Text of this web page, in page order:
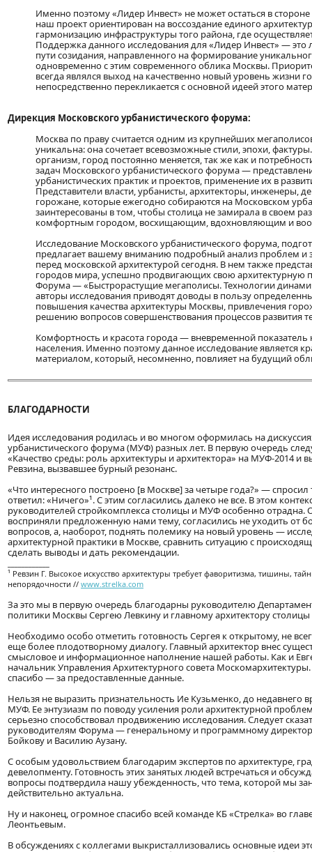
Именно поэтому «Лидер Инвест» не может остаться в
наш проект ориентирован на воссоздание единого
гармонизацию инфраструктуры того района, где
Поддержка данного исследования для «Лидер Инвест» —
пути созидания, направленного на формирование
одновременно с этим современного облика Москвы.
всегда являлся выход на качественно новый уровень жизни
непосредственно перекликается с основной идеей этого
Дирекция Московского урбанистического форума:
Москва по праву считается одним из крупнейших
уникальна: она сочетает всевозможные стили, эпохи,
организм, город постоянно меняется, так же как и
задач Московского урбанистического форума —
урбанистических практик и проектов, применение их в
Представители власти, урбанисты, архитекторы, инженеры,
горожане, которые ежегодно собираются на Московском
заинтересованы в том, чтобы столица не замирала в своем
комфортным городом, восхищающим, вдохновляющим и
Исследование Московского урбанистического форума,
предлагает вашему вниманию подробный анализ проблем и
перед московской архитектурой сегодня. В нем также
городов мира, успешно продвигающих свою архитектурную
Форума — «Быстрорастущие мегаполисы. Технологии
авторы исследования приводят доводы в пользу
повышения качества архитектуры Москвы, привлечения
решению вопросов совершенствования процессов развития
Комфортность и красота города — вневременной показатель
населения. Именно поэтому данное исследование является
материалом, который, несомненно, повлияет на будущий
БЛАГОДАРНОСТИ
Идея исследования родилась и во многом оформилась на
урбанистического форума (МУФ) разных лет. В первую очередь
«Качество среды: роль архитектуры и архитектора» на МУФ-2014 и
Ревзина, вызвавшее бурный резонанс.
«Что интересного построено [в Москве] за четыре года?» — спросил
ответил: «Ничего»¹. С этим согласились далеко не все. В этом
руководителей стройкомплекса столицы и МУФ особенно отрадна.
восприняли предложенную нами тему, согласились не уходить от
вопросов, а, наоборот, поднять полемику на новый уровень —
архитектурной практики в Москве, сравнить ситуацию с
сделать выводы и дать рекомендации.
¹ Ревзин Г. Высокое искусство архитектуры требует фаворитизма, тишины,
непорядочности // www.strelka.com
За это мы в первую очередь благодарны руководителю
политики Москвы Сергею Левкину и главному архитектору
Необходимо особо отметить готовность Сергея к открытому, не
еще более плодотворному диалогу. Главный архитектор внес
смысловое и информационное наполнение нашей работы. Как и
начальник Управления Архитектурного совета
спасибо — за предоставленные данные.
Нельзя не выразить признательность Ие Кузьменко, до недавнего
МУФ. Ее энтузиазм по поводу усиления роли архитектурной
серьезно способствовал продвижению исследования. Следует
руководителям Форума — генеральному и программному
Бойкову и Василию Аузану.
С особым удовольствием благодарим экспертов по архитектуре,
девелопменту. Готовность этих занятых людей встречаться и
вопросы подтвердила нашу убежденность, что тема, которой мы
действительно актуальна.
Ну и наконец, огромное спасибо всей команде КБ «Стрелка» во
Леонтьевым.
В обсуждениях с коллегами выкристаллизовались основные идеи